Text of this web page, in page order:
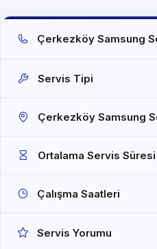
Çerkezköy Samsung
Servis Tipi
Çerkezköy Samsung
Ortalama Servis Süresi
Çalışma Saatleri
Servis Yorumu